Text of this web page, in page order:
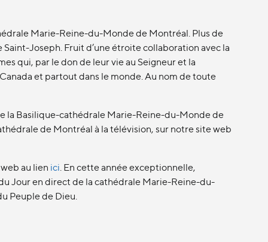
Marie-Reine-du-Monde de Montréal. Plus de
Joseph. Fruit d’une étroite collaboration avec la
qui, par le don de leur vie au Seigneur et la
et partout dans le monde. Au nom de toute
la Basilique-cathédrale Marie-Reine-du-Monde de
de Montréal à la télévision, sur notre site web
au lien ici . En cette année exceptionnelle,
Jour en direct de la cathédrale Marie-Reine-du-
Peuple de Dieu.